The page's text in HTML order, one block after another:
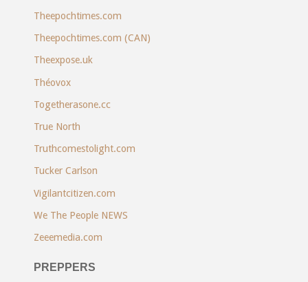
Theepochtimes.com
Theepochtimes.com (CAN)
Theexpose.uk
Théovox
Togetherasone.cc
True North
Truthcomestolight.com
Tucker Carlson
Vigilantcitizen.com
We The People NEWS
Zeeemedia.com
PREPPERS